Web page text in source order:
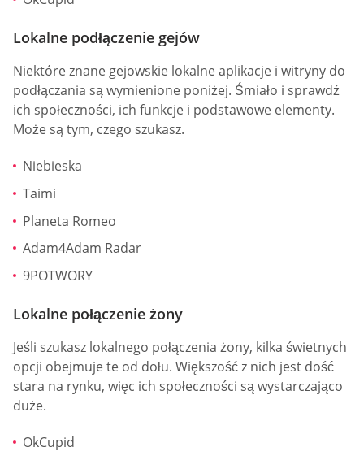
Lokalne podłączenie gejów
Niektóre znane gejowskie lokalne aplikacje i witryny do
podłączania są wymienione poniżej. Śmiało i sprawdź
ich społeczności, ich funkcje i podstawowe elementy.
Może są tym, czego szukasz.
Niebieska
Taimi
Planeta Romeo
Adam4Adam Radar
9POTWORY
Lokalne połączenie żony
Jeśli szukasz lokalnego połączenia żony, kilka świetnych
opcji obejmuje te od dołu. Większość z nich jest dość
stara na rynku, więc ich społeczności są wystarczająco
duże.
OkCupid